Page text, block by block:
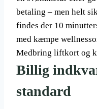
betaling – men helt
findes der 10
med kæmpe
Medbring liftkort og
Billig
standard